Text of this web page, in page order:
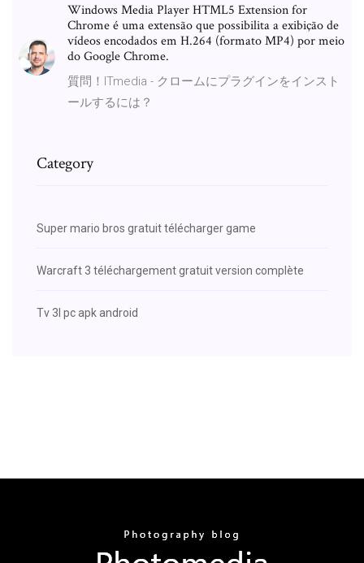
Windows Media Player HTML5 Extension for
Chrome é uma extensão que possibilita a exibição de
vídeos encodados em H.264 (formato MP4) por meio
do Google Chrome.
質問！ITmedia - クロームにプラグインをインスト
ールするには？
Category
Super mario bros gratuit télécharger game
Warcraft 3 téléchargement gratuit version complète
Tv 3l pc apk android